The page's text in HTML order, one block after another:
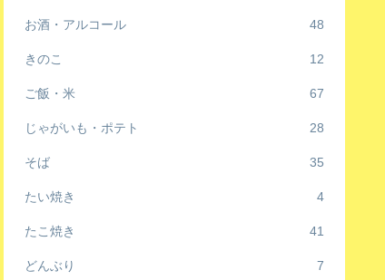
お酒・アルコール 48
きのこ 12
ご飯・米 67
じゃがいも・ポテト 28
そば 35
たい焼き 4
たこ焼き 41
どんぶり 7